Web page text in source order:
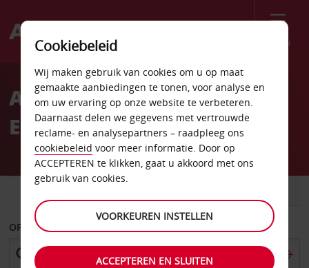
Menu
Welcome
AvisAutoverhuur Luchthaven
El Tepual
OPHALEN OP
Cookiebeleid
Wij maken gebruik van cookies om u op maat
gemaakte aanbiedingen te tonen, voor analyse en
om uw ervaring op onze website te verbeteren.
Daarnaast delen we gegevens met vertrouwde
reclame- en analysepartners – raadpleeg ons
cookiebeleid voor meer informatie. Door op
ACCEPTEREN te klikken, gaat u akkoord met ons
gebruik van cookies.
VOORKEUREN INSTELLEN
ACCEPTEREN EN SLUITEN